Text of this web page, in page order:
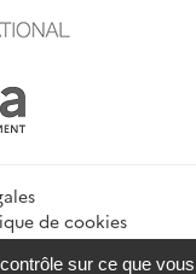
de cookies
RSS
sur ce que vous